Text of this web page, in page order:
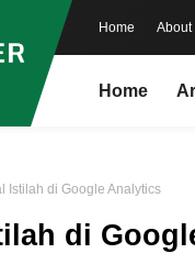
Home About
Home
Istilah di Google Analytics
di